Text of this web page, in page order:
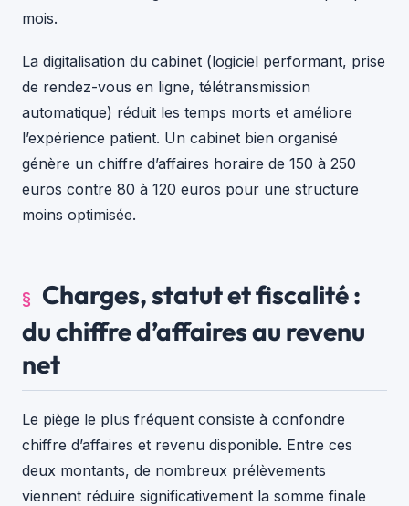
mois.
La digitalisation du cabinet (logiciel performant, prise
de rendez-vous en ligne, télétransmission
automatique) réduit les temps morts et améliore
l’expérience patient. Un cabinet bien organisé
génère un chiffre d’affaires horaire de 150 à 250
euros contre 80 à 120 euros pour une structure
moins optimisée.
Charges, statut et fiscalité :
du chiffre d’affaires au revenu
net
Le piège le plus fréquent consiste à confondre
chiffre d’affaires et revenu disponible. Entre ces
deux montants, de nombreux prélèvements
viennent réduire significativement la somme finale